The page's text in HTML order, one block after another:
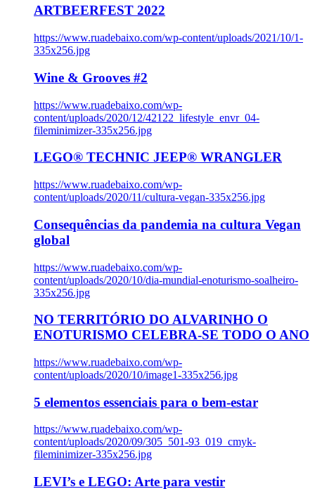
ARTBEERFEST 2022
https://www.ruadebaixo.com/wp-content/uploads/2021/10/1-
335x256.jpg
Wine & Grooves #2
https://www.ruadebaixo.com/wp-
content/uploads/2020/12/42122_lifestyle_envr_04-
fileminimizer-335x256.jpg
LEGO® TECHNIC JEEP® WRANGLER
https://www.ruadebaixo.com/wp-
content/uploads/2020/11/cultura-vegan-335x256.jpg
Consequências da pandemia na cultura Vegan
global
https://www.ruadebaixo.com/wp-
content/uploads/2020/10/dia-mundial-enoturismo-soalheiro-
335x256.jpg
NO TERRITÓRIO DO ALVARINHO O
ENOTURISMO CELEBRA-SE TODO O ANO
https://www.ruadebaixo.com/wp-
content/uploads/2020/10/image1-335x256.jpg
5 elementos essenciais para o bem-estar
https://www.ruadebaixo.com/wp-
content/uploads/2020/09/305_501-93_019_cmyk-
fileminimizer-335x256.jpg
LEVI’s e LEGO: Arte para vestir